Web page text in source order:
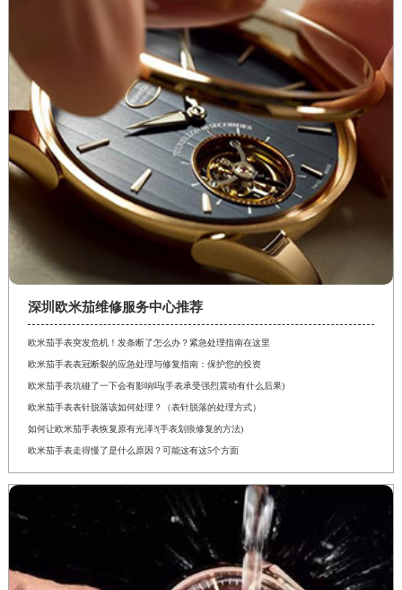
深圳欧米茄维修服务中心推荐
欧米茄手表突发危机！发条断了怎么办？紧急处理指南在这里
欧米茄手表表冠断裂的应急处理与修复指南：保护您的投资
欧米茄手表坑碰了一下会有影响吗(手表承受强烈震动有什么后果)
欧米茄手表表针脱落该如何处理？（表针脱落的处理方式）
如何让欧米茄手表恢复原有光泽?(手表划痕修复的方法)
欧米茄手表走得慢了是什么原因？可能这有这5个方面